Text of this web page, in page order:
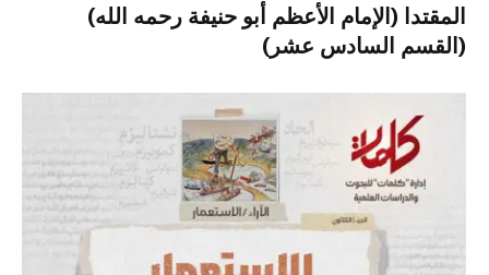
المقتدا (الإمام الأعظم أبو حنيفة رحمه الله)
(القسم السادس عشر)